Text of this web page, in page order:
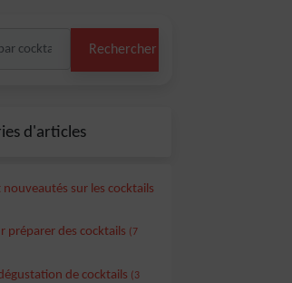
Rechercher
d'articles
sur les cocktails
préparer des cocktails (7
de cocktails (3